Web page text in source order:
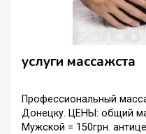
услуги массажста
Профессиональный
Донецку. ЦЕНЫ: общий
Мужской = 150грн.